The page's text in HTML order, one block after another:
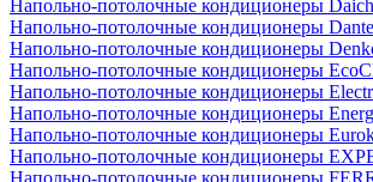
Напольно-потолочные кондиционеры
Напольно-потолочные кондиционеры
Напольно-потолочные кондиционеры
Напольно-потолочные кондиционеры
Напольно-потолочные кондиционеры
Напольно-потолочные кондиционеры
Напольно-потолочные кондиционеры
Напольно-потолочные кондиционеры
Напольно-потолочные кондиционеры